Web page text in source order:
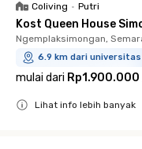
Coliving • Putri
Kost Queen House
Ngemplaksimongan,
6.9 km dari
mulai dari Rp1.900.000
Lihat info lebih banyak